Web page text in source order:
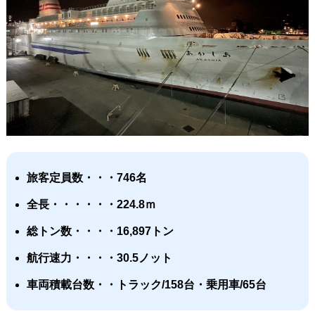
旅客定員数・・・746名
全長・・・・・・224.8ｍ
総トン数・・・・16,897トン
航行速力・・・・30.5ノット
車両積載台数・・トラック/158台・乗用車/65台